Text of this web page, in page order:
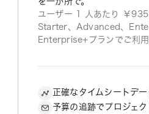
ユーザー 1 人あたり ￥935
Starter、Advanced、
Enterprise+プランでご利
正確なタイムシートデ
予算の追跡でプロジェ